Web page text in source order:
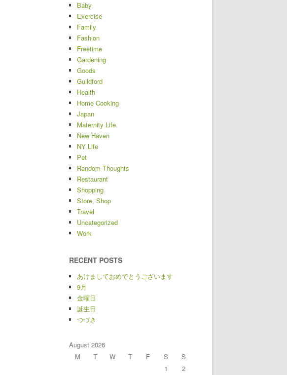
Baby
Exercise
Family
Fashion
Freetime
Gardening
Goods
Guildford
Health
Home Cooking
Japan
Maternity Life
New Haven
NY Life
Pet
Random Thoughts
Restaurant
Shopping
Store, Shop
Travel
Uncategorized
Work
RECENT POSTS
あけましておめでとうございます
9月
金曜日
誕生日
つづき
August 2026
M
T W T F S
S
1
2